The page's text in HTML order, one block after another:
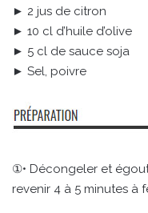
► 2 jus de citron
► 10 cl d’huile d’olive
► 5 cl de sauce soja
► Sel, poivre
①• Décongeler et
revenir 4 à 5 minutes à